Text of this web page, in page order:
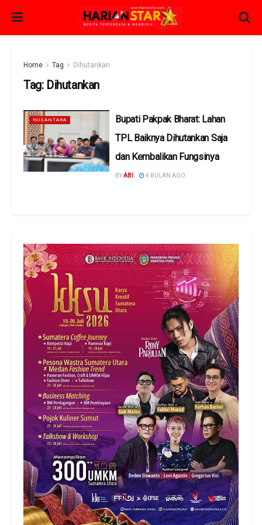
Home Tag Dihutankan
Tag: Dihutankan
NUSANTARA
Bupati Pakpak Bharat: Lahan
TPL Baiknya Dihutankan Saja
dan Kembalikan Fungsinya
BYABI 4 BULAN AGO